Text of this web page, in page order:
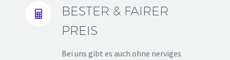


BESTER & FAIRER
PREIS
Bei uns gibt es auch ohne nerviges